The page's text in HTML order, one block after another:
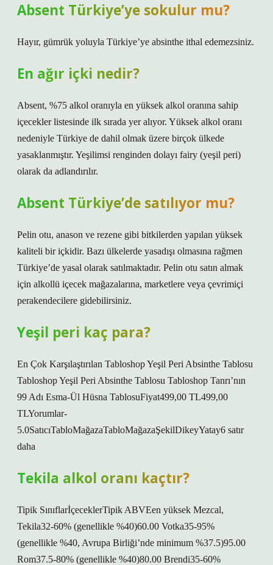
Absent Türkiye’ye sokulur mu?
Hayır, gümrük yoluyla Türkiye’ye absinthe ithal edemezsiniz.
En ağır içki nedir?
Absent, %75 alkol oranıyla en yüksek alkol oranına sahip
içecekler listesinde ilk sırada yer alıyor. Yüksek alkol oranı
nedeniyle Türkiye de dahil olmak üzere birçok ülkede
yasaklanmıştır. Yeşilimsi renginden dolayı fairy (yeşil peri)
olarak da adlandırılır.
Absent Türkiye’de satılıyor mu?
Pelin otu, anason ve rezene gibi bitkilerden yapılan yüksek
kaliteli bir içkidir. Bazı ülkelerde yasadışı olmasına rağmen
Türkiye’de yasal olarak satılmaktadır. Pelin otu satın almak
için alkollü içecek mağazalarına, marketlere veya çevrimiçi
perakendecilere gidebilirsiniz.
Yeşil peri kaç para?
En Çok Karşılaştırılan Tabloshop Yeşil Peri Absinthe Tablosu
Tabloshop Yeşil Peri Absinthe Tablosu Tabloshop Tanrı’nın
99 Adı Esma-Ül Hüsna TablosuFiyat499,00 TL499,00
TLYorumlar-
5.0SatıcıTabloMağazaTabloMağazaŞekilDikeyYatay6 satır
daha
Tekila alkol oranı kaçtır?
Tipik SınıflarİçeceklerTipik ABVEen yüksek Mezcal,
Tekila32-60% (genellikle %40)60.00 Votka35-95%
(genellikle %40, Avrupa Birliği’nde minimum %37.5)95.00
Rom37.5-80% (genellikle %40)80.00 Brendi35-60%